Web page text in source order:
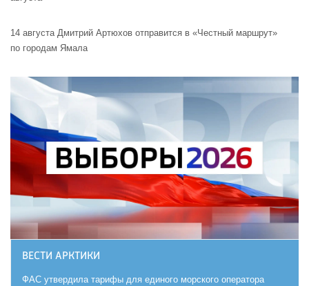
14 августа Дмитрий Артюхов отправится в «Честный маршрут»
по городам Ямала
ВЕСТИ АРКТИКИ
ФАС утвердила тарифы для единого морского оператора